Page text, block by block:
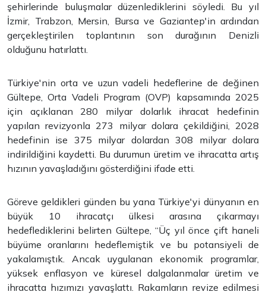
şehirlerinde buluşmalar düzenlediklerini söyledi. Bu yıl
İzmir, Trabzon, Mersin, Bursa ve Gaziantep'in ardından
gerçekleştirilen toplantının son durağının Denizli
olduğunu hatırlattı.
Türkiye'nin orta ve uzun vadeli hedeflerine de değinen
Gültepe, Orta Vadeli Program (OVP) kapsamında 2025
için açıklanan 280 milyar dolarlık ihracat hedefinin
yapılan revizyonla 273 milyar dolara çekildiğini, 2028
hedefinin ise 375 milyar dolardan 308 milyar dolara
indirildiğini kaydetti. Bu durumun üretim ve ihracatta artış
hızının yavaşladığını gösterdiğini ifade etti.
Göreve geldikleri günden bu yana Türkiye'yi dünyanın en
büyük 10 ihracatçı ülkesi arasına çıkarmayı
hedeflediklerini belirten Gültepe, “Üç yıl önce çift haneli
büyüme oranlarını hedeflemiştik ve bu potansiyeli de
yakalamıştık. Ancak uygulanan ekonomik programlar,
yüksek enflasyon ve küresel dalgalanmalar üretim ve
ihracatta hızımızı yavaşlattı. Rakamların revize edilmesi